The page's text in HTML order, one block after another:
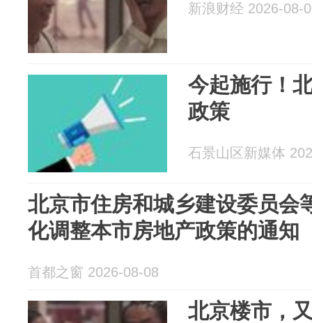
新浪财经 2026-08-
今起施行！
政策
石景山区新媒体
北京市住房和城乡建设委员会
化调整本市房地产政策的通知
首都之窗 2026-08-08
北京楼市，